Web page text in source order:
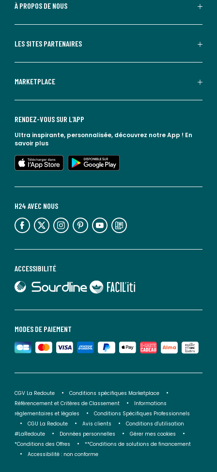
À PROPOS DE NOUS
LES SITES PARTENAIRES
MARKETPLACE
MODES DE PAIEMENT
ACCESSIBILITÉ
lien vers Sourdline
lien vers Faciliti
H24 AVEC NOUS
lien vers l'espace réseaux sociaux lien vers l'espace réseaux sociaux lien vers l'espace réseaux sociaux lien vers l'espace réseaux sociaux lien vers l'espace réseaux sociaux lien vers le blog la redoute
RENDEZ-VOUS SUR L'APP
Ultra inspirante, personnalisée, découvrez notre App ! En
savoir plus
lien vers l'app store
lien vers google play
CGV La Redoute
Conditions spécifiques Marketplace
Référencement et Critères de Classement
Informations
réglementaires et légales
Conditions Spécifiques Professionnels
CGU La Redoute
Avis clients
Conditions d'utilisation
#LaRedoute
Données personnelles
Gérer mes cookies
*Conditions des Offres
**Conditions de solutions de financement
Accessibilité : non conforme